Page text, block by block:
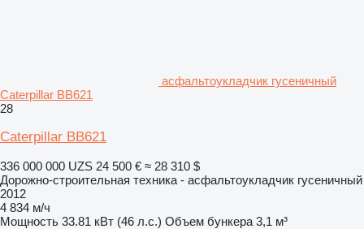
асфальтоукладчик гусеничный
Caterpillar BB621
28
Caterpillar BB621
336 000 000 UZS 24 500 € ≈ 28 310 $
Дорожно-строительная техника - асфальтоукладчик гусеничный
2012
4 834 м/ч
Мощность 33.81 кВт (46 л.с.) Объем бункера 3,1 м³